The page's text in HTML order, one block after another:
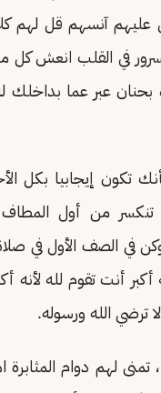
عليهم آنسهم قل لهم
في القلب انعش كل
بحنان عبر عما
تكون إيجابيا بكل
من أول المطاف
في الصف الأول في
أكبر أنت تقوم لله لأنه
ترضي الله ورسوله.
تمنى لهم دوام